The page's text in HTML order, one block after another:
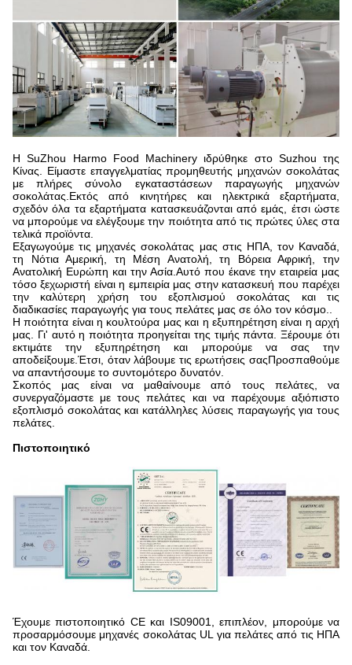
Η SuZhou Harmo Food Machinery ιδρύθηκε στο Suzhou της
Κίνας. Είμαστε επαγγελματίας προμηθευτής μηχανών σοκολάτας
με πλήρες σύνολο εγκαταστάσεων παραγωγής μηχανών
σοκολάτας.Εκτός από κινητήρες και ηλεκτρικά εξαρτήματα,
σχεδόν όλα τα εξαρτήματα κατασκευάζονται από εμάς, έτσι ώστε
να μπορούμε να ελέγξουμε την ποιότητα από τις πρώτες ύλες στα
τελικά προϊόντα.
Εξαγωγούμε τις μηχανές σοκολάτας μας στις ΗΠΑ, τον Καναδά,
τη Νότια Αμερική, τη Μέση Ανατολή, τη Βόρεια Αφρική, την
Ανατολική Ευρώπη και την Ασία.Αυτό που έκανε την εταιρεία μας
τόσο ξεχωριστή είναι η εμπειρία μας στην κατασκευή που παρέχει
την καλύτερη χρήση του εξοπλισμού σοκολάτας και τις
διαδικασίες παραγωγής για τους πελάτες μας σε όλο τον κόσμο..
Η ποιότητα είναι η κουλτούρα μας και η εξυπηρέτηση είναι η αρχή
μας. Γι' αυτό η ποιότητα προηγείται της τιμής πάντα. Ξέρουμε ότι
εκτιμάτε την εξυπηρέτηση και μπορούμε να σας την
αποδείξουμε.Έτσι, όταν λάβουμε τις ερωτήσεις σαςΠροσπαθούμε
να απαντήσουμε το συντομότερο δυνατόν.
Σκοπός μας είναι να μαθαίνουμε από τους πελάτες, να
συνεργαζόμαστε με τους πελάτες και να παρέχουμε αξιόπιστο
εξοπλισμό σοκολάτας και κατάλληλες λύσεις παραγωγής για τους
πελάτες.
Πιστοποιητικό
Έχουμε πιστοποιητικό CE και IS09001, επιπλέον, μπορούμε να
προσαρμόσουμε μηχανές σοκολάτας UL για πελάτες από τις ΗΠΑ
και τον Καναδά.